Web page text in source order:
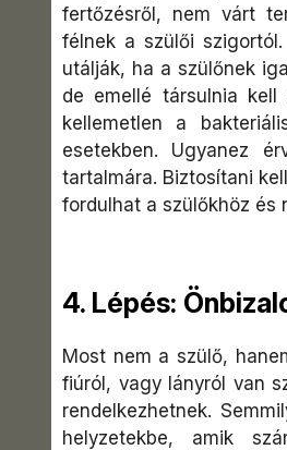
fertőzésről, nem várt
félnek a szülői
utálják, ha a szülőnek
de emellé társulnia
kellemetlen a
esetekben. Ugyanez
tartalmára. Biztosítani
fordulhat a szülőkhöz és
4. Lépés:
Most nem a szülő,
fiúról, vagy lányról van
rendelkezhetnek.
helyzetekbe, amik